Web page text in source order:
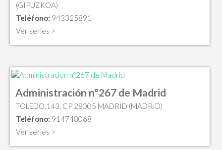
(GIPUZKOA)
Teléfono: 943325891
Ver series >
Administración nº267 de Madrid
TOLEDO,143, CP 28005 MADRID (MADRID)
Teléfono: 914748068
Ver series >